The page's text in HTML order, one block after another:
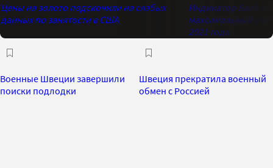
Цены на золото подскочили на слабых
данных по занятости в США
Индикатор Bank of
максимальный
2021 года
Военные Швеции завершили
поиски подлодки
Швеция прекратила военный
обмен с Россией